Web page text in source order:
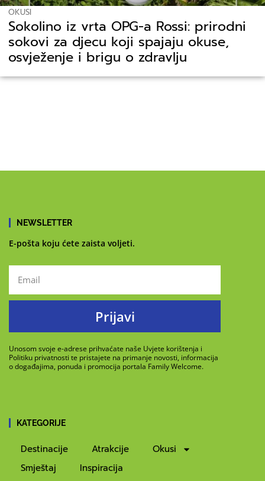
OKUSI
Sokolino iz vrta OPG-a Rossi: prirodni
sokovi za djecu koji spajaju okuse,
osvježenje i brigu o zdravlju
NEWSLETTER
E-pošta koju ćete zaista voljeti.
Prijavi
Unosom svoje e-adrese prihvaćate naše Uvjete korištenja i
Politiku privatnosti te pristajete na primanje novosti, informacija
o događajima, ponuda i promocija portala Family Welcome.
KATEGORIJE
Destinacije Atrakcije
Okusi
Smještaj
Inspiracija